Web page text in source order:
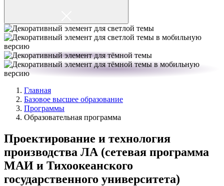
Главная
Базовое высшее образование
Программы
Образовательная программа
Проектирование и технология
производства ЛА (сетевая программа
МАИ и Тихоокеанского
государственного университета)